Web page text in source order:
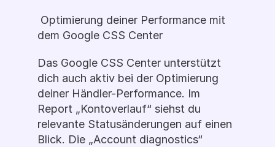
Optimierung deiner Performance mit
dem Google CSS Center
Das Google CSS Center unterstützt
dich auch aktiv bei der Optimierung
deiner Händler-Performance. Im
Report „Kontoverlauf“ siehst du
relevante Statusänderungen auf einen
Blick. Die „Account diagnostics“